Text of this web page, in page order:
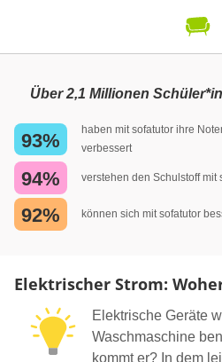
Über 2,1 Millionen
93%
haben mit sofatutor ihre
verbessert
94% verstehen den Schulstoff mit
92% können sich mit sofatutor
Elektrischer Strom:
Elektrische Geräte
Waschmaschine
kommt er? In dem